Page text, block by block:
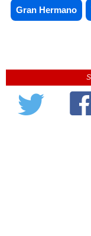
Gran Hermano